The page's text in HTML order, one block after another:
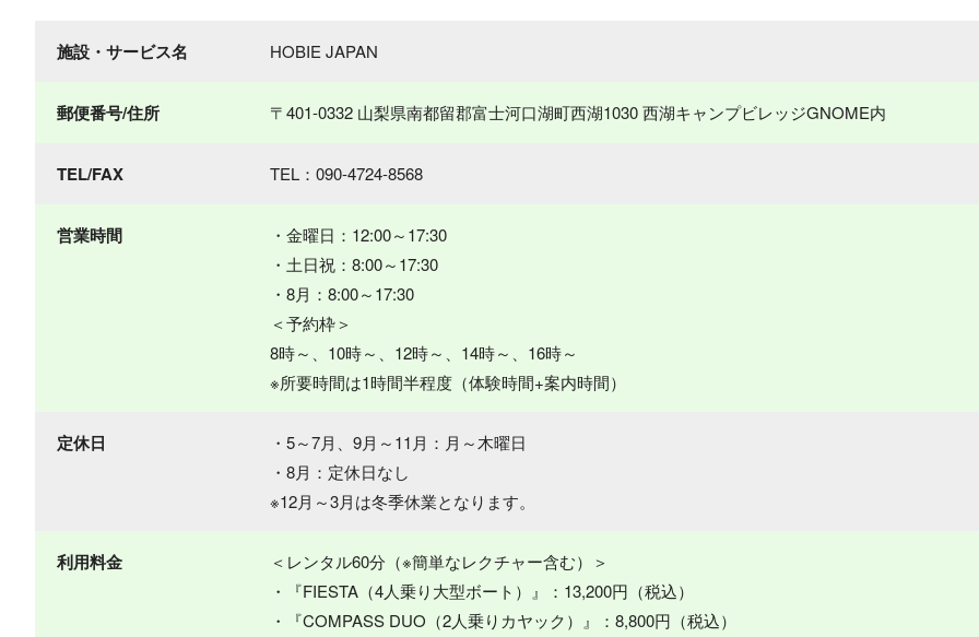
施設・サービス名 HOBIE JAPAN
郵便番号/住所 〒401-0332 山梨県南都留郡富士河口湖町西湖1030 西湖キャンプビレッジGNOME内
TEL/FAX TEL：090-4724-8568
営業時間
・金曜日：12:00～17:30
・土日祝：8:00～17:30
・8月：8:00～17:30
＜予約枠＞
8時～、10時～、12時～、14時～、16時～
※所要時間は1時間半程度（体験時間+案内時間）
定休日
・5～7月、9月～11月：月～木曜日
・8月：定休日なし
※12月～3月は冬季休業となります。
利用料金
＜レンタル60分（※簡単なレクチャー含む）＞
・『FIESTA（4人乗り大型ボート）』：13,200円（税込）
・『COMPASS DUO（2人乗りカヤック）』：8,800円（税込）